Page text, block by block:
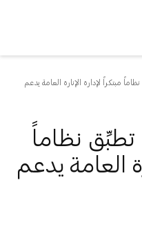
مبتكراً لإدارة الإنارة العامة يدعم
تطبِّق نظاماً
العامة يدعم